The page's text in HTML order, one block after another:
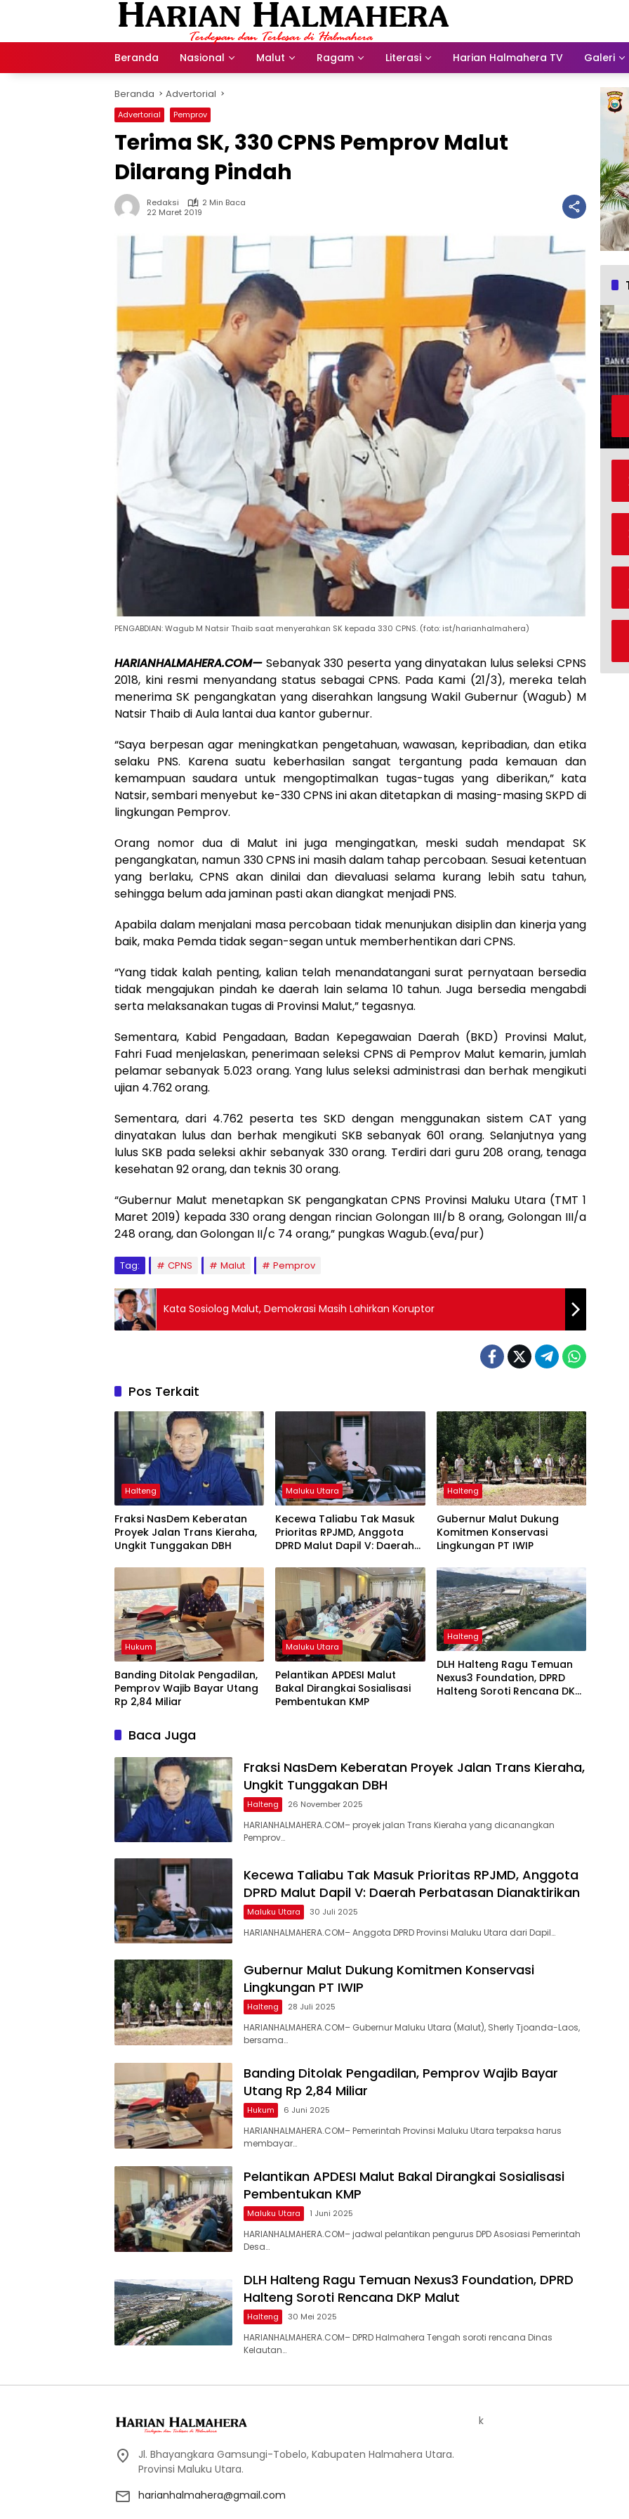
Beranda Nasional Malut Ragam Literasi Harian Halmahera TV Galeri
Beranda Advertorial
Advertorial Pemprov
Terima SK, 330 CPNS Pemprov Malut
Dilarang Pindah
Redaksi
2 Min Baca
22 Maret 2019
PENGABDIAN: Wagub M Natsir Thaib saat menyerahkan SK kepada 330 CPNS. (foto: ist/harianhalmahera)
HARIANHALMAHERA.COM— Sebanyak 330 peserta yang dinyatakan lulus seleksi CPNS
2018, kini resmi menyandang status sebagai CPNS. Pada Kami (21/3), mereka telah
menerima SK pengangkatan yang diserahkan langsung Wakil Gubernur (Wagub) M
Natsir Thaib di Aula lantai dua kantor gubernur.
“Saya berpesan agar meningkatkan pengetahuan, wawasan, kepribadian, dan etika
selaku PNS. Karena suatu keberhasilan sangat tergantung pada kemauan dan
kemampuan saudara untuk mengoptimalkan tugas-tugas yang diberikan,” kata
Natsir, sembari menyebut ke-330 CPNS ini akan ditetapkan di masing-masing SKPD di
lingkungan Pemprov.
Orang nomor dua di Malut ini juga mengingatkan, meski sudah mendapat SK
pengangkatan, namun 330 CPNS ini masih dalam tahap percobaan. Sesuai ketentuan
yang berlaku, CPNS akan dinilai dan dievaluasi selama kurang lebih satu tahun,
sehingga belum ada jaminan pasti akan diangkat menjadi PNS.
Apabila dalam menjalani masa percobaan tidak menunjukan disiplin dan kinerja yang
baik, maka Pemda tidak segan-segan untuk memberhentikan dari CPNS.
“Yang tidak kalah penting, kalian telah menandatangani surat pernyataan bersedia
tidak mengajukan pindah ke daerah lain selama 10 tahun. Juga bersedia mengabdi
serta melaksanakan tugas di Provinsi Malut,” tegasnya.
Sementara, Kabid Pengadaan, Badan Kepegawaian Daerah (BKD) Provinsi Malut,
Fahri Fuad menjelaskan, penerimaan seleksi CPNS di Pemprov Malut kemarin, jumlah
pelamar sebanyak 5.023 orang. Yang lulus seleksi administrasi dan berhak mengikuti
ujian 4.762 orang.
Sementara, dari 4.762 peserta tes SKD dengan menggunakan sistem CAT yang
dinyatakan lulus dan berhak mengikuti SKB sebanyak 601 orang. Selanjutnya yang
lulus SKB pada seleksi akhir sebanyak 330 orang. Terdiri dari guru 208 orang, tenaga
kesehatan 92 orang, dan teknis 30 orang.
“Gubernur Malut menetapkan SK pengangkatan CPNS Provinsi Maluku Utara (TMT 1
Maret 2019) kepada 330 orang dengan rincian Golongan III/b 8 orang, Golongan III/a
248 orang, dan Golongan II/c 74 orang,” pungkas Wagub.(eva/pur)
Tag: CPNS Malut Pemprov
Kata Sosiolog Malut, Demokrasi Masih Lahirkan Koruptor
Pos Terkait
Halteng
Fraksi NasDem Keberatan
Proyek Jalan Trans Kieraha,
Ungkit Tunggakan DBH
Maluku Utara
Kecewa Taliabu Tak Masuk
Prioritas RPJMD, Anggota
DPRD Malut Dapil V: Daerah
Halteng
Gubernur Malut Dukung
Komitmen Konservasi
Lingkungan PT IWIP
Hukum
Banding Ditolak Pengadilan,
Pemprov Wajib Bayar Utang
Rp 2,84 Miliar
Maluku Utara
Pelantikan APDESI Malut
Bakal Dirangkai Sosialisasi
Pembentukan KMP
Halteng
DLH Halteng Ragu Temuan
Nexus3 Foundation, DPRD
Halteng Soroti Rencana DKP
Baca Juga
Fraksi NasDem Keberatan Proyek Jalan Trans Kieraha,
Ungkit Tunggakan DBH
Halteng 26 November 2025
HARIANHALMAHERA.COM– proyek jalan Trans Kieraha yang dicanangkan
Pemprov…
Kecewa Taliabu Tak Masuk Prioritas RPJMD, Anggota
DPRD Malut Dapil V: Daerah Perbatasan Dianaktirikan
Maluku Utara 30 Juli 2025
HARIANHALMAHERA.COM– Anggota DPRD Provinsi Maluku Utara dari Dapil…
Gubernur Malut Dukung Komitmen Konservasi
Lingkungan PT IWIP
Halteng 28 Juli 2025
HARIANHALMAHERA.COM– Gubernur Maluku Utara (Malut), Sherly Tjoanda-Laos,
bersama…
Banding Ditolak Pengadilan, Pemprov Wajib Bayar
Utang Rp 2,84 Miliar
Hukum 6 Juni 2025
HARIANHALMAHERA.COM– Pemerintah Provinsi Maluku Utara terpaksa harus
membayar…
Pelantikan APDESI Malut Bakal Dirangkai Sosialisasi
Pembentukan KMP
Maluku Utara 1 Juni 2025
HARIANHALMAHERA.COM– jadwal pelantikan pengurus DPD Asosiasi Pemerintah
Desa…
DLH Halteng Ragu Temuan Nexus3 Foundation, DPRD
Halteng Soroti Rencana DKP Malut
Halteng 30 Mei 2025
HARIANHALMAHERA.COM– DPRD Halmahera Tengah soroti rencana Dinas
Kelautan…
Jl. Bhayangkara Gamsungi-Tobelo, Kabupaten Halmahera Utara.
Provinsi Maluku Utara.
harianhalmahera@gmail.com
k